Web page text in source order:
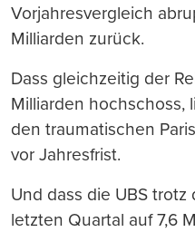
Vorjahresvergleich
Milliarden zurück.
Dass gleichzeitig der
Milliarden hochschoss,
den traumatischen
vor Jahresfrist.
Und dass die UBS
letzten Quartal auf 7,6